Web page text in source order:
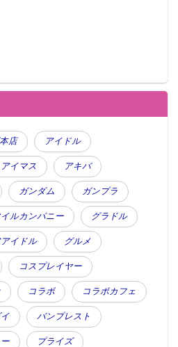
店 アイドル
アイマス アキバ
ガンダム ガンプラ
ルカンパニー グラドル
イドル グルメ
コスプレイヤー
コラボ コラボカフェ
バンプレスト
プライズ